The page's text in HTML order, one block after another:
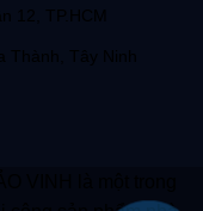
12, TP.HCM
Thành, Tây Ninh